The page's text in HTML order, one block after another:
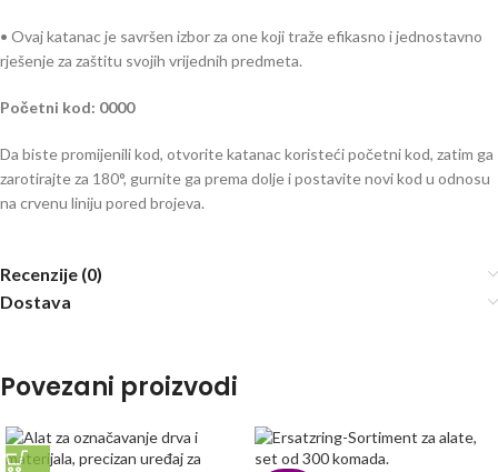
• Ovaj katanac je savršen izbor za one koji traže efikasno i jednostavno
rješenje za zaštitu svojih vrijednih predmeta.
Početni kod: 0000
Da biste promijenili kod, otvorite katanac koristeći početni kod, zatim ga
zarotirajte za 180°, gurnite ga prema dolje i postavite novi kod u odnosu
na crvenu liniju pored brojeva.
Recenzije (0)
Dostava
Povezani proizvodi